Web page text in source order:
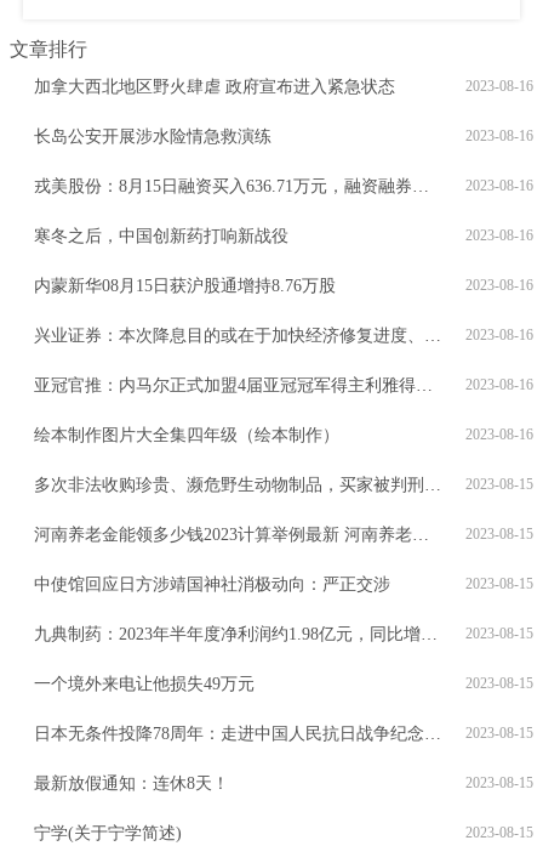
文章排行
2023-08-16
加拿大西北地区野火肆虐 政府宣布进入紧急状态
2023-08-16
长岛公安开展涉水险情急救演练
2023-08-16
戎美股份：8月15日融资买入636.71万元，融资融券余额3208.62万元
2023-08-16
寒冬之后，中国创新药打响新战役
2023-08-16
内蒙新华08月15日获沪股通增持8.76万股
2023-08-16
兴业证券：本次降息目的或在于加快经济修复进度、缓解银行负债端压力及降低实体融资成本等
2023-08-16
亚冠官推：内马尔正式加盟4届亚冠冠军得主利雅得新月
2023-08-16
绘本制作图片大全集四年级（绘本制作）
2023-08-15
多次非法收购珍贵、濒危野生动物制品，买家被判刑6个月
2023-08-15
河南养老金能领多少钱2023计算举例最新 河南养老金怎么计算退休领取金额？
2023-08-15
中使馆回应日方涉靖国神社消极动向：严正交涉
2023-08-15
九典制药：2023年半年度净利润约1.98亿元，同比增加52.29%
2023-08-15
一个境外来电让他损失49万元
2023-08-15
日本无条件投降78周年：走进中国人民抗日战争纪念馆重温历史
2023-08-15
最新放假通知：连休8天！
2023-08-15
宁学(关于宁学简述)